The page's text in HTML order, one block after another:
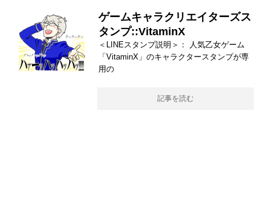
ゲームキャラクリエイターズス
タンプ::VitaminX
＜LINEスタンプ説明＞： 人気乙女ゲーム
「VitaminX」のキャラクタースタンプが専
用の
記事を読む